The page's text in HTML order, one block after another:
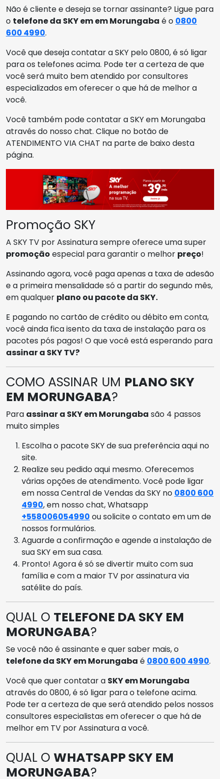
Não é cliente e deseja se tornar assinante? Ligue para
o telefone da SKY em em Morungaba é o 0800
600 4990.
Você que deseja contatar a SKY pelo 0800, é só ligar
para os telefones acima. Pode ter a certeza de que
você será muito bem atendido por consultores
especializados em oferecer o que há de melhor a
você.
Você também pode contatar a SKY em Morungaba
através do nosso chat. Clique no botão de
ATENDIMENTO VIA CHAT na parte de baixo desta
página.
Promoção SKY
A SKY TV por Assinatura sempre oferece uma super
promoção especial para garantir o melhor preço!
Assinando agora, você paga apenas a taxa de adesão
e a primeira mensalidade só a partir do segundo mês,
em qualquer plano ou pacote da SKY.
E pagando no cartão de crédito ou débito em conta,
você ainda fica isento da taxa de instalação para os
pacotes pós pagos! O que você está esperando para
assinar a SKY TV?
COMO ASSINAR UM PLANO SKY
EM MORUNGABA?
Para assinar a SKY em Morungaba são 4 passos
muito simples
Escolha o pacote SKY de sua preferência aqui no
site.
Realize seu pedido aqui mesmo. Oferecemos
várias opções de atendimento. Você pode ligar
em nossa Central de Vendas da SKY no 0800 600
4990, em nosso chat, Whatsapp
+558006054990 ou solicite o contato em um de
nossos formulários.
Aguarde a confirmação e agende a instalação de
sua SKY em sua casa.
Pronto! Agora é só se divertir muito com sua
família e com a maior TV por assinatura via
satélite do país.
QUAL O TELEFONE DA SKY EM
MORUNGABA?
Se você não é assinante e quer saber mais, o
telefone da SKY em Morungaba é 0800 600 4990.
Você que quer contatar a SKY em Morungaba
através do 0800, é só ligar para o telefone acima.
Pode ter a certeza de que será atendido pelos nossos
consultores especialistas em oferecer o que há de
melhor em TV por Assinatura a você.
QUAL O WHATSAPP SKY EM
MORUNGABA?